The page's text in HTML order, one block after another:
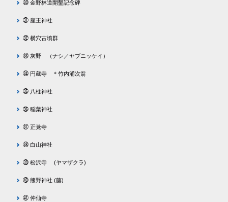
㉚ 金野林道開鑿記念碑
㉛ 座王神社
㉜ 横穴古墳群
㉝ 灰野 （ナシ／ヤブニッケイ）
㉞ 円蔵寺 ＊竹内浦次翁
㉟ 八柱神社
㊱ 稲葉神社
㊲ 正覚寺
㊳ 白山神社
㊴ 松沢寺 (ヤマザクラ)
㊵ 熊野神社 (藤)
㊶ 仲仙寺